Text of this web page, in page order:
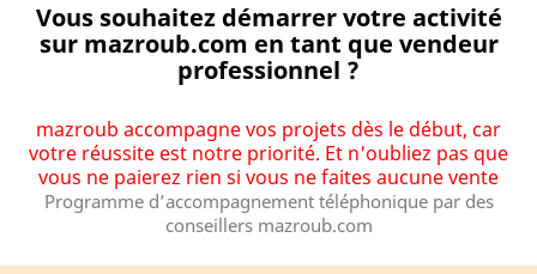
Vous souhaitez démarrer votre activité
sur mazroub.com en tant que vendeur
professionnel ?
mazroub accompagne vos projets dès le début, car
votre réussite est notre priorité. Et n'oubliez pas que
vous ne paierez rien si vous ne faites aucune vente
Programme d’accompagnement téléphonique par des
conseillers mazroub.com